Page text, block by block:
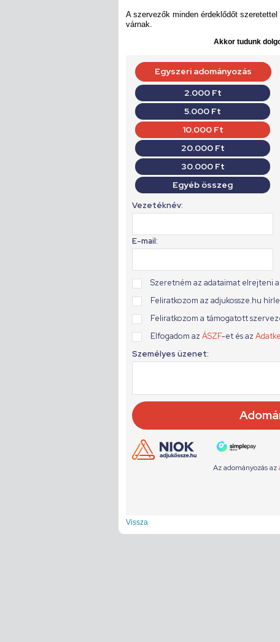
A szervezők minden érdeklődőt szeretettel
várnak.
Akkor tudunk
Vissza